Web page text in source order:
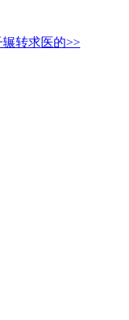
辗转求医的>>